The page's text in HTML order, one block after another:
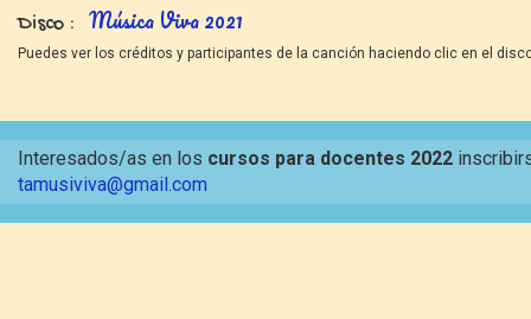
Disco Música Viva 2021
Puedes ver los créditos y participantes de la canción haciendo clic en el
Interesados/as en los cursos para docentes 2022
tamusiviva@gmail.com